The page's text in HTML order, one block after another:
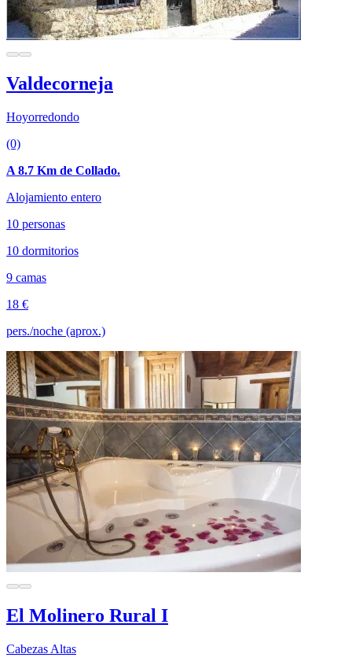
Valdecorneja
Hoyorredondo
(0)
A 8.7 Km de Collado.
Alojamiento entero
10 personas
10 dormitorios
9 camas
18 €
pers./noche (aprox.)
El Molinero Rural I
Cabezas Altas